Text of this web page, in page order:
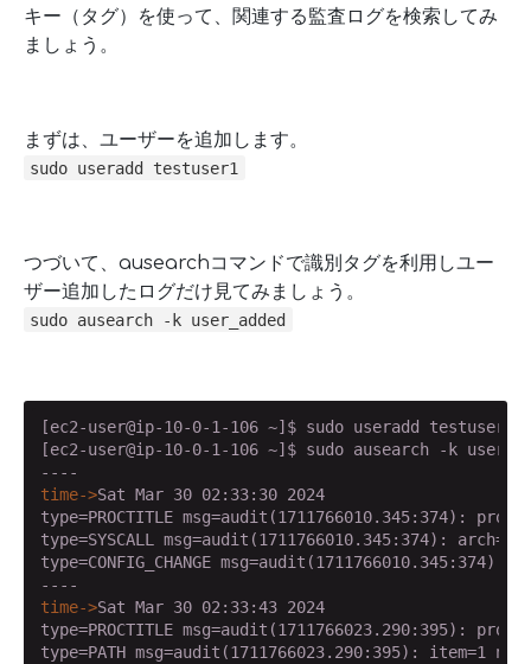
キー（タグ）を使って、関連する監査ログを検索してみ
ましょう。
まずは、ユーザーを追加します。
sudo useradd testuser1
つづいて、ausearchコマンドで識別タグを利用しユー
ザー追加したログだけ見てみましょう。
sudo ausearch -k user_added
[ec2-user@ip-10-0-1-106 ~]$ sudo useradd testuser1
[ec2-user@ip-10-0-1-106 ~]$ sudo ausearch -k
time->Sat Mar 30 02:33:30 2024
type=PROCTITLE msg=audit(1711766010.345:374):
type=SYSCALL msg=audit(1711766010.345:374):
type=CONFIG_CHANGE
time->Sat Mar 30 02:33:43 2024
type=PROCTITLE msg=audit(1711766023.290:395):
type=PATH msg=audit(1711766023.290:395): item=1